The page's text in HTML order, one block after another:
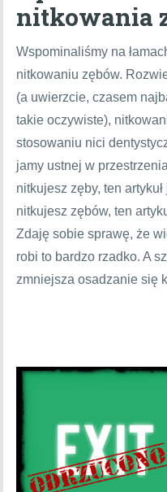
nitkowania
Wspominaliśmy na
nitkowaniu zębów.
(a uwierzcie, czasem
takie oczywiste),
stosowaniu nici
jamy ustnej w
nitkujesz zęby, ten
nitkujesz zębów, ten
Zdaję sobie sprawę, że
robi to bardzo rzadko. A
zmniejsza osadzanie się